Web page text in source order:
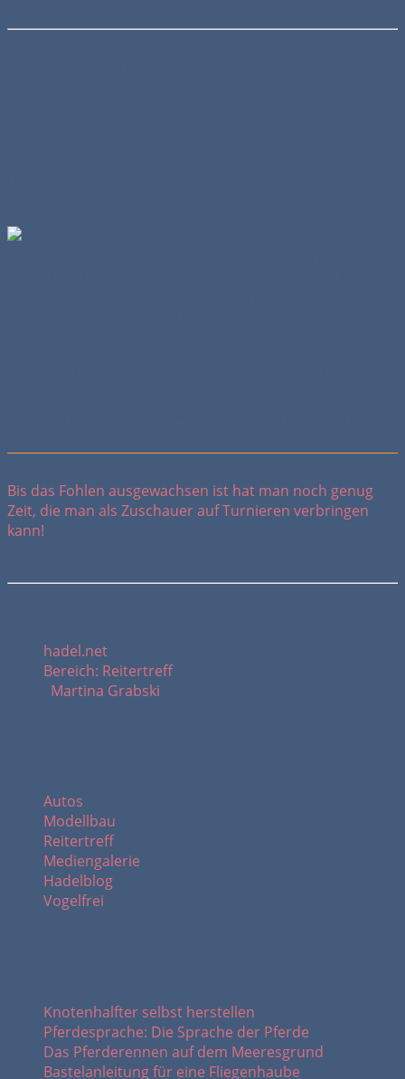
Bis das Fohlen ausgewachsen ist hat man noch genug
Zeit, die man als Zuschauer auf Turnieren verbringen
kann!
hadel.net
Bereich: Reitertreff
Martina Grabski
Autos
Modellbau
Reitertreff
Mediengalerie
Hadelblog
Vogelfrei
Knotenhalfter selbst herstellen
Pferdesprache: Die Sprache der Pferde
Das Pferderennen auf dem Meeresgrund
Bastelanleitung für eine Fliegenhaube